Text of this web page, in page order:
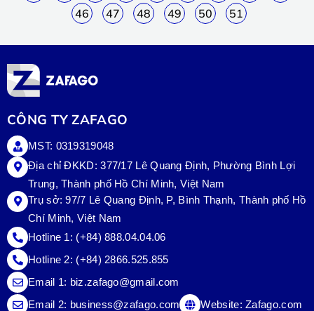
46
47 48 49 50 51
CÔNG TY ZAFAGO
MST: 0319319048
Địa chỉ ĐKKD: 377/17 Lê Quang Định, Phường Bình Lợi
Trung, Thành phố Hồ Chí Minh, Việt Nam
Trụ sở:97/7 Lê Quang Định, P, Bình Thạnh, Thành phố Hồ
Chí Minh, Việt Nam
Hotline 1: (+84) 888.04.04.06
Hotline 2: (+84) 2866.525.855
Email 1: biz.zafago@gmail.com
Email 2: business@zafago.com Website:Zafago.com